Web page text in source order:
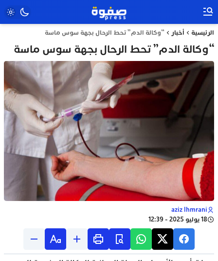
الرئيسية أخبار “وكالة الدم” تحط الرحال بجهة سوس ماسة
“وكالة الدم” تحط الرحال بجهة سوس ماسة
aziz lhmrani
18 يوليو 2025 - 12:39